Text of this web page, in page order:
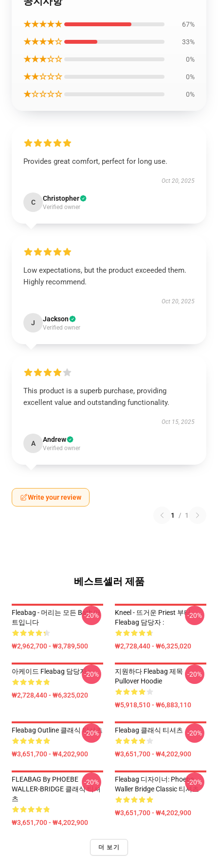
★★★★★ 67%
★★★★☆ 33%
★★★☆☆ 0%
★★☆☆☆ 0%
★☆☆☆☆ 0%
Provides great comfort, perfect for long use.
Oct 20, 2025
C Christopher
Verified owner
Low expectations, but the product exceeded them.
Highly recommend.
Oct 20, 2025
J Jackson
Verified owner
This product is a superb purchase, providing
excellent value and outstanding functionality.
Oct 15, 2025
A Andrew
Verified owner
Write your review
1 / 1
베스트셀러 제품
Fleabag - 머리는 모든 Bath 매
트입니다
₩2,962,700 - ₩3,789,500
-20%
Kneel - 뜨거운 Priest 부터
Fleabag 담당자 :
₩2,728,440 - ₩6,325,020
-20%
아케이드 Fleabag 담당자 :
₩2,728,440 - ₩6,325,020
-20%
지원하다 Fleabag 제목
Pullover Hoodie
₩5,918,510 - ₩6,883,110
-20%
Fleabag Outline 클래식 티셔츠
₩3,651,700 - ₩4,202,900
-20% Fleabag 클래식 티셔츠
₩3,651,700 - ₩4,202,900
-20%
FLEABAG By PHOEBE
WALLER-BRIDGE 클래식 티셔
츠
₩3,651,700 - ₩4,202,900
-20%
Fleabag 디자이너: Phoebe
Waller Bridge Classic 티셔츠
₩3,651,700 - ₩4,202,900
-20%
더 보기